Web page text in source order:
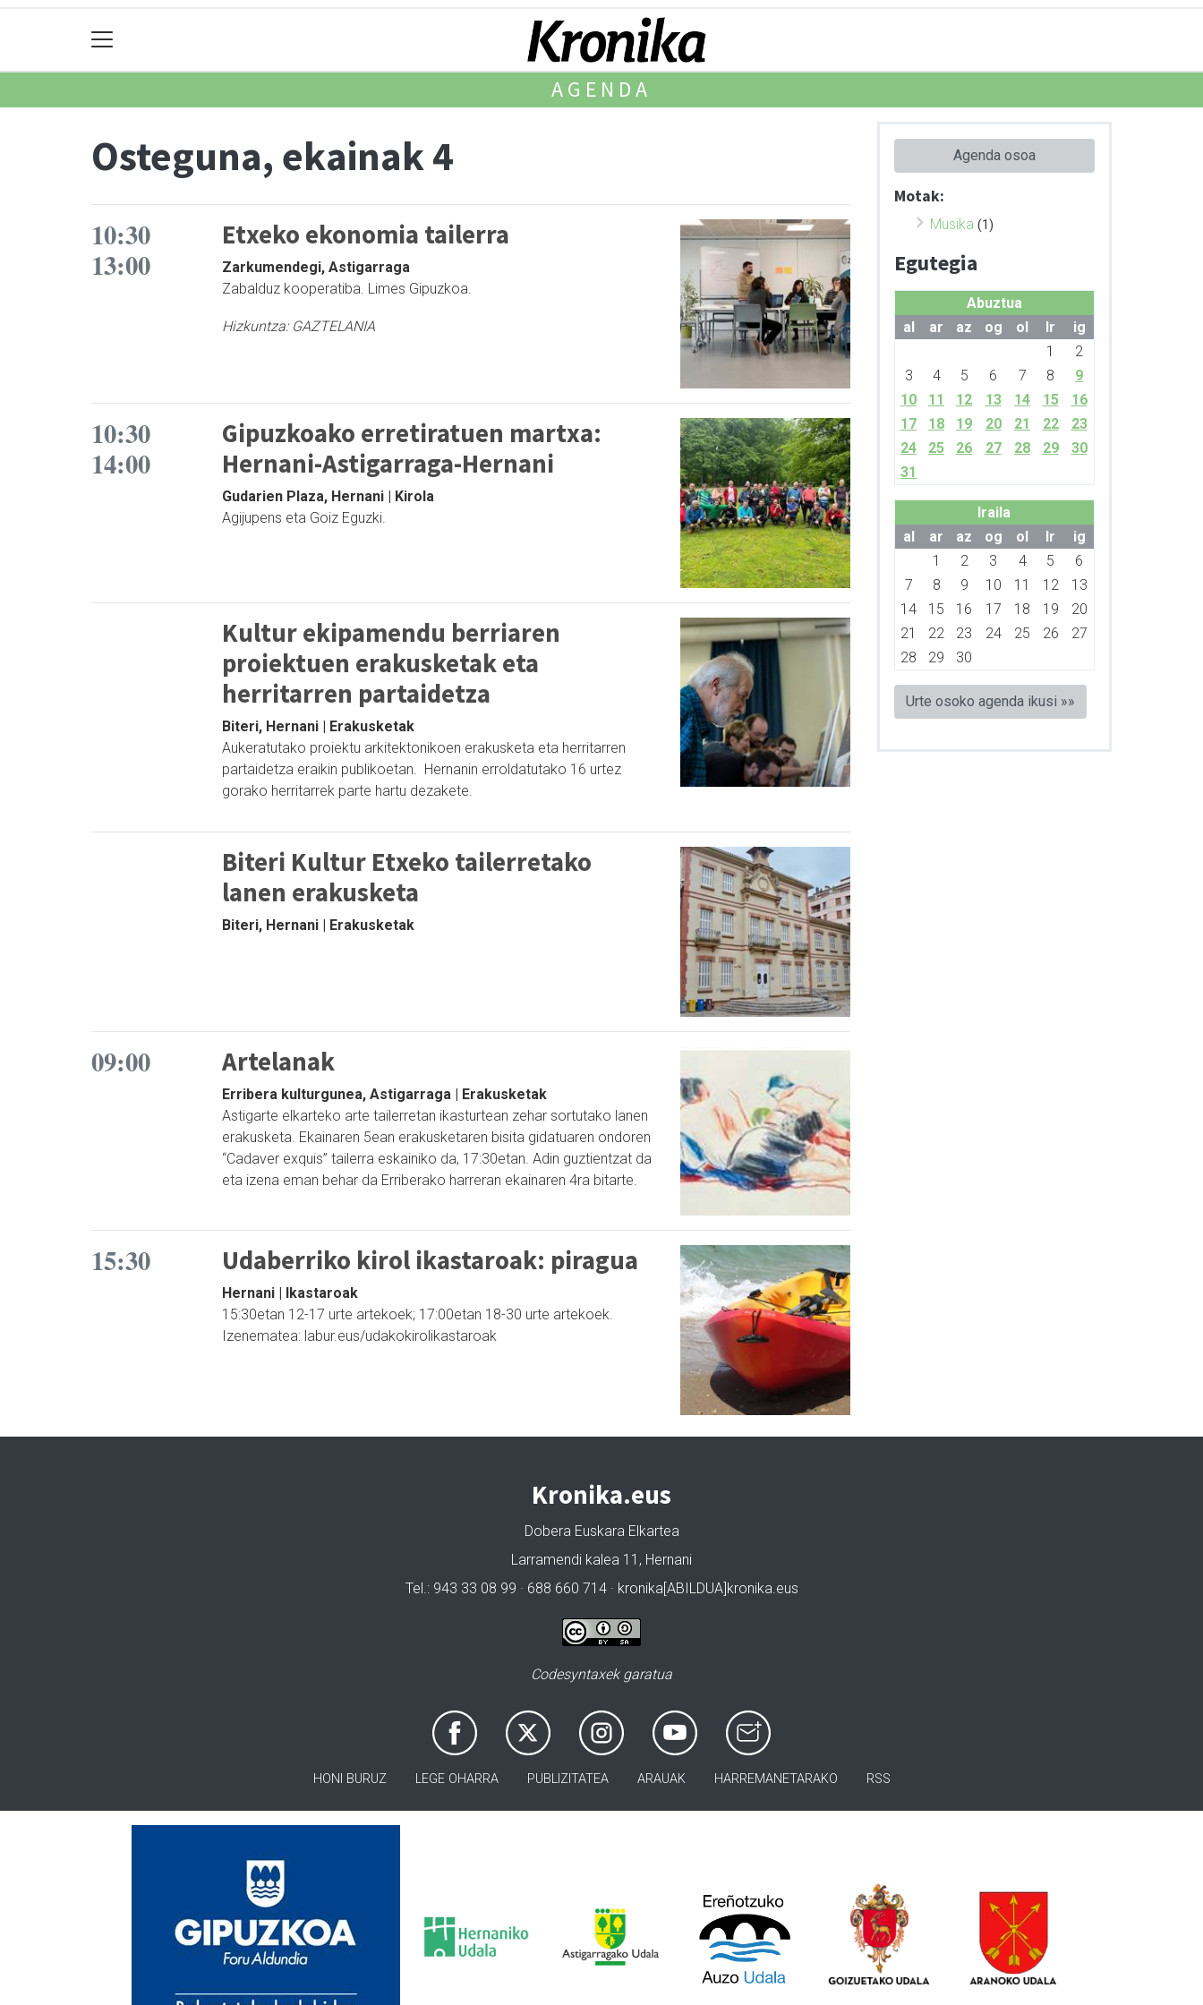
AGENDA
Osteguna, ekainak 4
10:30
13:00
Etxeko ekonomia tailerra
Zarkumendegi, Astigarraga
Zabalduz kooperatiba. Limes Gipuzkoa.
Hizkuntza: GAZTELANIA
10:30
14:00
Gipuzkoako erretiratuen martxa:
Hernani-Astigarraga-Hernani
Gudarien Plaza, Hernani | Kirola
Agijupens eta Goiz Eguzki.
Kultur ekipamendu berriaren
proiektuen erakusketak eta
herritarren partaidetza
Biteri, Hernani | Erakusketak
Aukeratutako proiektu arkitektonikoen erakusketa eta herritarren
partaidetza eraikin publikoetan. Hernanin erroldatutako 16 urtez
gorako herritarrek parte hartu dezakete.
Biteri Kultur Etxeko tailerretako
lanen erakusketa
Biteri, Hernani | Erakusketak
09:00 Artelanak
Erribera kulturgunea, Astigarraga | Erakusketak
Astigarte elkarteko arte tailerretan ikasturtean zehar sortutako lanen
erakusketa. Ekainaren 5ean erakusketaren bisita gidatuaren ondoren
“Cadaver exquis” tailerra eskainiko da, 17:30etan. Adin guztientzat da
eta izena eman behar da Erriberako harreran ekainaren 4ra bitarte.
15:30 Udaberriko kirol ikastaroak: piragua
Hernani | Ikastaroak
15:30etan 12-17 urte artekoek; 17:00etan 18-30 urte artekoek.
Izenematea: labur.eus/udakokirolikastaroak
Agenda osoa
Motak:
Musika (1)
Egutegia
Abuztua
al
ar az og ol lr
ig
1
2
3
4 5 6 7 8
9
10
11 12 13 14 15
16
17
18 19 20 21 22
23
24
25 26 27 28 29
30
31
Iraila
al
ar az og ol lr
ig
1
2 3 4 5
6
7
8 9 10 11 12
13
14
15 16 17 18 19
20
21
22 23 24 25 26
27
28
29 30
Urte osoko agenda ikusi »»
Kronika.eus
Dobera Euskara Elkartea
Larramendi kalea 11, Hernani
Tel.: 943 33 08 99 · 688 660 714 · kronika[ABILDUA]kronika.eus
Codesyntaxek garatua
HONI BURUZ LEGE OHARRA PUBLIZITATEA ARAUAK HARREMANETARAKO RSS